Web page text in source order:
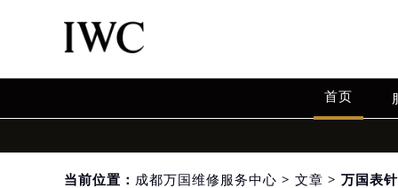
首页
当前位置： 成都万国维修服务中心 > 文章 > 万国表